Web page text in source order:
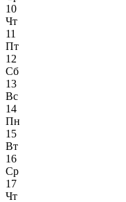
10
Чт
11
Пт
12
Сб
13
Вс
14
Пн
15
Вт
16
Ср
17
Чт